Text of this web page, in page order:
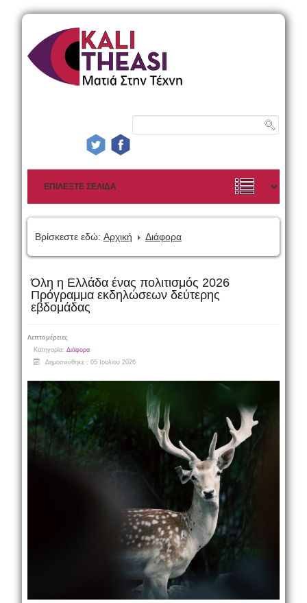
Βρίσκεστε εδώ: Αρχική Διάφορα
Όλη η Ελλάδα ένας πολιτισμός 2026
Πρόγραμμα εκδηλώσεων δεύτερης
εβδομάδας
Λεπτομέρειες
Κατηγορία: Διάφορα
Δημοσιεύθηκε : 05 Ιουλίου 2026